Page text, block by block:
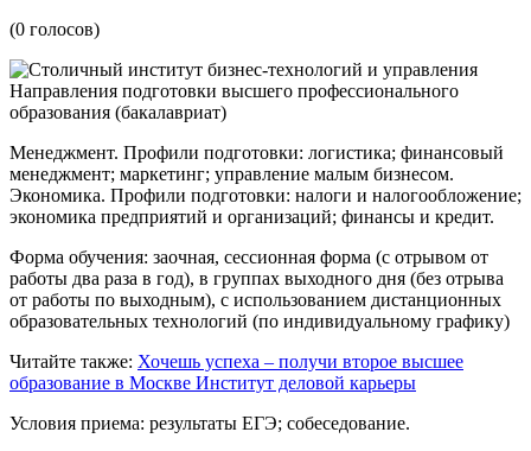
(0 голосов)
Направления подготовки высшего профессионального
образования (бакалавриат)
Менеджмент. Профили подготовки: логистика; финансовый
менеджмент; маркетинг; управление малым бизнесом.
Экономика. Профили подготовки: налоги и налогообложение;
экономика предприятий и организаций; финансы и кредит.
Форма обучения: заочная, сессионная форма (с отрывом от
работы два раза в год), в группах выходного дня (без отрыва
от работы по выходным), с использованием дистанционных
образовательных технологий (по индивидуальному графику)
Читайте также: Хочешь успеха – получи второе высшее
образование в Москве Институт деловой карьеры
Условия приема: результаты ЕГЭ; собеседование.